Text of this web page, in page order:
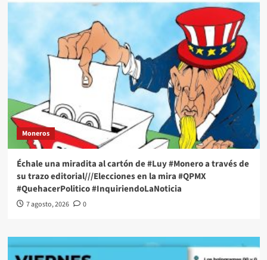
Moneros
Échale una miradita al cartón de #Luy #Monero a través de
su trazo editorial///Elecciones en la mira #QPMX
#QuehacerPolitico #InquiriendoLaNoticia
7 agosto, 2026 0